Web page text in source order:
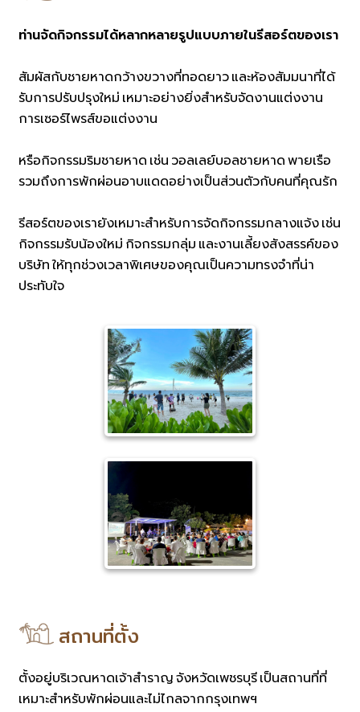
ท่านจัดกิจกรรมได้หลากหลายรูปแบบภายในรีสอร์ตของเรา
สัมผัสกับชายหาดกว้างขวางที่ทอดยาว และห้องสัมมนาที่ได้
รับการปรับปรุงใหม่ เหมาะอย่างยิ่งสำหรับจัดงานแต่งงาน
การเซอร์ไพรส์ขอแต่งงาน
หรือกิจกรรมริมชายหาด เช่น วอลเลย์บอลชายหาด พายเรือ
รวมถึงการพักผ่อนอาบแดดอย่างเป็นส่วนตัวกับคนที่คุณรัก
รีสอร์ตของเรายังเหมาะสำหรับการจัดกิจกรรมกลางแจ้ง เช่น
กิจกรรมรับน้องใหม่ กิจกรรมกลุ่ม และงานเลี้ยงสังสรรค์ของ
บริษัท ให้ทุกช่วงเวลาพิเศษของคุณเป็นความทรงจำที่น่า
ประทับใจ
สถานที่ตั้ง
ตั้งอยู่บริเวณหาดเจ้าสำราญ จังหวัดเพชรบุรี เป็นสถานที่ที่
เหมาะสำหรับพักผ่อนและไม่ไกลจากกรุงเทพฯ